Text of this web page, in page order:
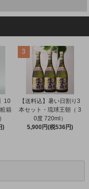
10
箱
)
3
【送料込】暑い日割り3
本セット・琉球王朝（ 3
0度 720ml）
5,900円(税536円)